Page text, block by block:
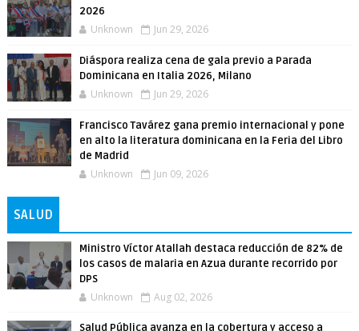
2026
Unknown Jun 29, 2026
Diáspora realiza cena de gala previo a Parada
Dominicana en Italia 2026, Milano
Unknown Jun 29, 2026
Francisco Tavárez gana premio internacional y pone
en alto la literatura dominicana en la Feria del Libro
de Madrid
Unknown Jun 09, 2026
SALUD
Ministro Víctor Atallah destaca reducción de 82% de
los casos de malaria en Azua durante recorrido por
DPS
Unknown Aug 02, 2026
Salud Pública avanza en la cobertura y acceso a